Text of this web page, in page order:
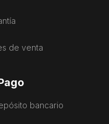
de venta
bancario